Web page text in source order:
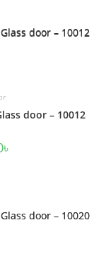
door – 10012
৳